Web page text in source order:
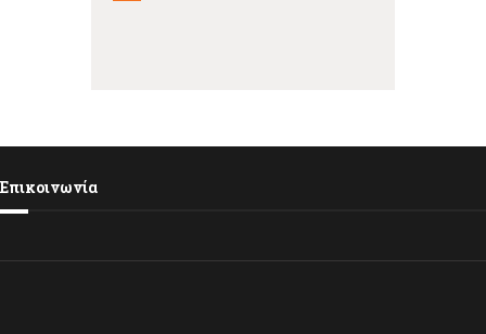
Επικοινωνία